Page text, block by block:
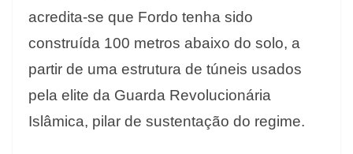
acredita-se que Fordo tenha sido
construída 100 metros abaixo do solo, a
partir de uma estrutura de túneis usados
pela elite da Guarda Revolucionária
Islâmica, pilar de sustentação do regime.